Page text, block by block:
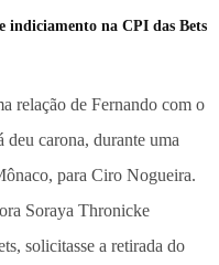
indiciamento na CPI das Bets
relação de Fernando com o
deu carona, durante uma
para Ciro Nogueira.
Soraya Thronicke
solicitasse a retirada do